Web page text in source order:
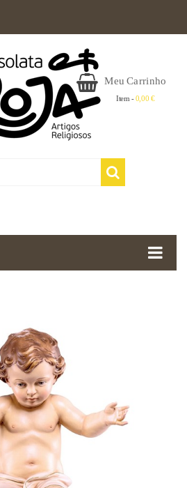
Meu Carrinho
Item - 0,00 €